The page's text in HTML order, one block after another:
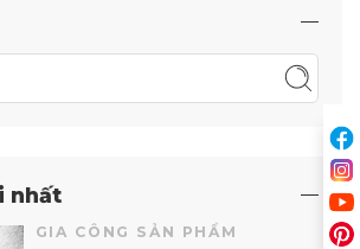
nhất
GIA CÔNG SẢN PHẨM